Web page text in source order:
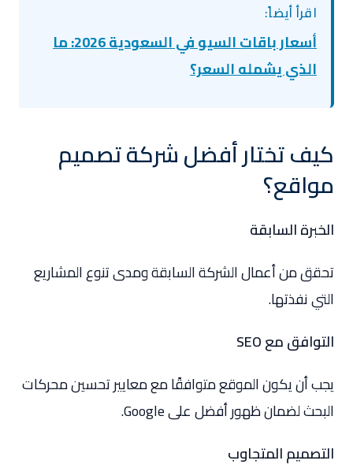
اقرأ أيضاً:
أسعار باقات السيو في السعودية 2026: ما
الذي يشمله السعر؟
كيف تختار أفضل شركة تصميم
مواقع؟
الخبرة السابقة
تحقق من أعمال الشركة السابقة ومدى تنوع المشاريع
التي نفذتها.
التوافق مع SEO
يجب أن يكون الموقع متوافقًا مع معايير تحسين محركات
البحث لضمان ظهور أفضل على Google.
التصميم المتجاوب